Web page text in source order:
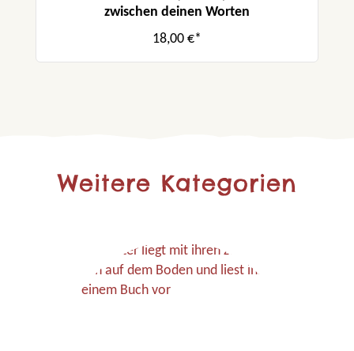
zwischen deinen Worten
18,00 €*
Weitere Kategorien